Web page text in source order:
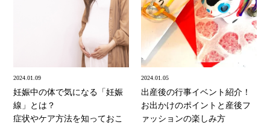
2024.01.09
妊娠中の体で気になる「妊娠
線」とは？
症状やケア方法を知っておこ
2024.01.05
出産後の行事イベント紹介！
お出かけのポイントと産後フ
ァッションの楽しみ方